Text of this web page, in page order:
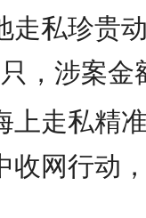
走私珍贵
，涉案金
上走私精
收网行动